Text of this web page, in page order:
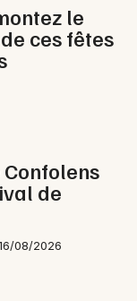
le
ces fêtes
de
08/2026